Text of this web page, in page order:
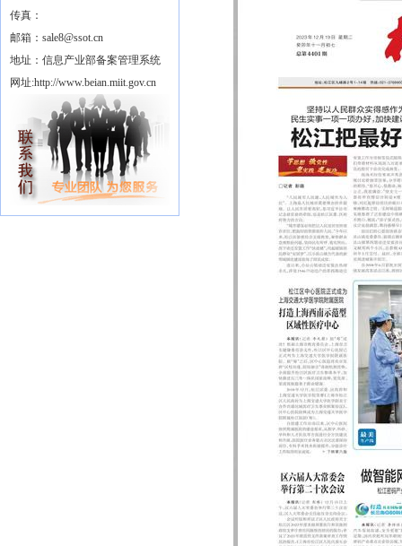
传真：
邮箱：sale8@ssot.cn
地址：信息产业部备案管理系统
网址:http://www.beian.miit.gov.cn